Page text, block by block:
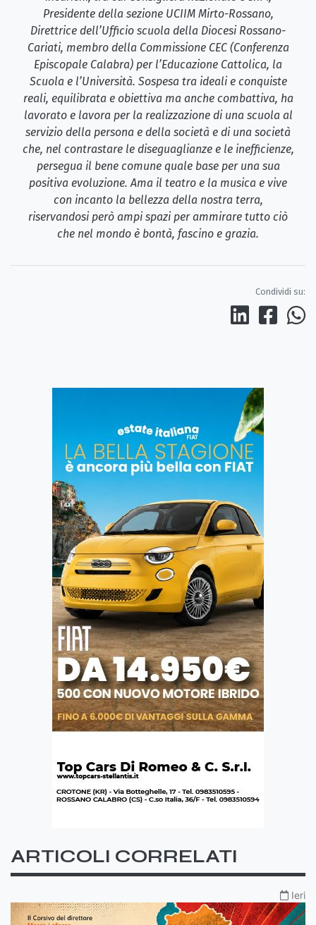
Presidente della sezione UCIIM Mirto-Rossano,
Direttrice dell’Ufficio scuola della Diocesi Rossano-
Cariati, membro della Commissione CEC (Conferenza
Episcopale Calabra) per l’Educazione Cattolica, la
Scuola e l’Università. Sospesa tra ideali e conquiste
reali, equilibrata e obiettiva ma anche combattiva, ha
lavorato e lavora per la realizzazione di una scuola al
servizio della persona e della società e di una società
che, nel contrastare le diseguaglianze e le inefficienze,
persegua il bene comune quale base per una sua
positiva evoluzione. Ama il teatro e la musica e vive
con incanto la bellezza della nostra terra,
riservandosi però ampi spazi per ammirare tutto ciò
che nel mondo è bontà, fascino e grazia.
Condividi su:
ARTICOLI CORRELATI
Ieri